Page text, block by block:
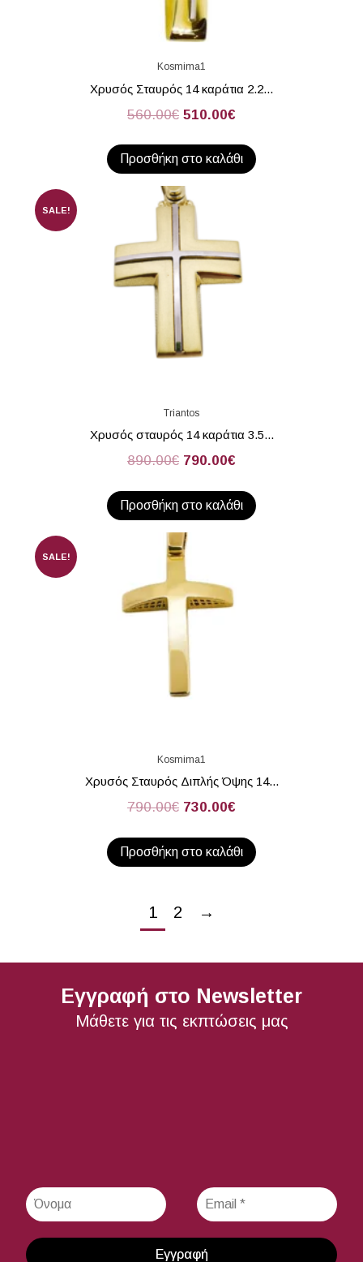
Kosmima1
Χρυσός Σταυρός 14 καράτια 2.2...
560.00€ 510.00€
Προσθήκη στο καλάθι
SALE!
Triantos
Χρυσός σταυρός 14 καράτια 3.5...
890.00€ 790.00€
Προσθήκη στο καλάθι
SALE!
Kosmima1
Χρυσός Σταυρός Διπλής Όψης 14...
790.00€ 730.00€
Προσθήκη στο καλάθι
1 2 →
Εγγραφή στο Newsletter
Μάθετε για τις εκπτώσεις μας